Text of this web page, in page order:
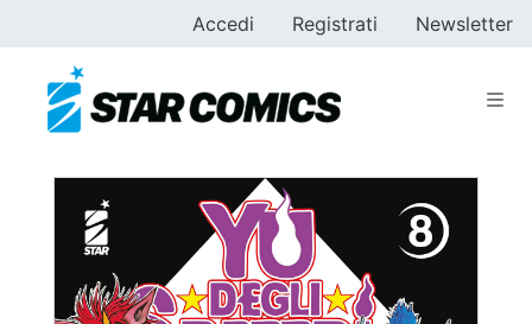
Accedi Registrati Newsletter